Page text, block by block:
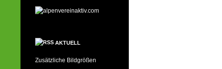
AKTUELL
Zusätzliche Bildgrößen